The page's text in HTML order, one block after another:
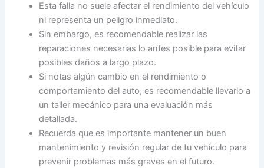
Esta falla no suele afectar el rendimiento del vehículo
ni representa un peligro inmediato.
Sin embargo, es recomendable realizar las
reparaciones necesarias lo antes posible para evitar
posibles daños a largo plazo.
Si notas algún cambio en el rendimiento o
comportamiento del auto, es recomendable llevarlo a
un taller mecánico para una evaluación más
detallada.
Recuerda que es importante mantener un buen
mantenimiento y revisión regular de tu vehículo para
prevenir problemas más graves en el futuro.